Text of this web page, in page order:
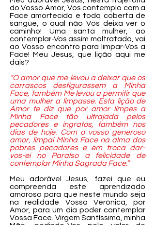
do Vosso Amor, Vos contemplo com a
Face amortecida e toda coberta de
sangue, o qual não Vos deixa ver o
caminho! Uma santa mulher, ao
contemplar-Vos assim maltratado, vai
ao Vosso encontro para limpar-Vos a
Face! Meu Jesus, que lição aqui me
dais?
“O amor que me levou a deixar que os
carrascos desfigurassem a Minha
Face, também Me levou a permitir que
uma mulher a limpasse. Esta lição de
Amor te diz que por amor limpes a
Minha Face tão ultrajada pelos
pecadores e ingratos, também nos
dias de hoje. Com o vosso generoso
amor, limpai Minha Face na alma dos
pobres pecadores e em troca dar-
vos-ei no Paraíso a felicidade de
contemplar Minha Sagrada Face.”
Meu adorável Jesus, fazei que eu
compreenda este aprendizado
amoroso para que neste mundo seja
na realidade Vossa Verônica, por
Amor, para um dia poder contemplar
Vossa Face. Virgem Santíssima, minha